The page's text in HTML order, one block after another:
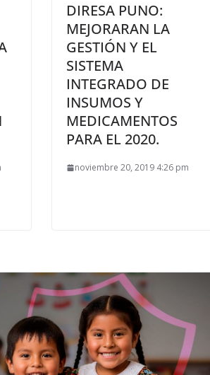
DIRESA PUNO:
MEJORARAN LA
GESTIÓN Y EL
SISTEMA
INTEGRADO DE
INSUMOS Y
MEDICAMENTOS
PARA EL 2020.
noviembre 20, 2019 4:26 pm